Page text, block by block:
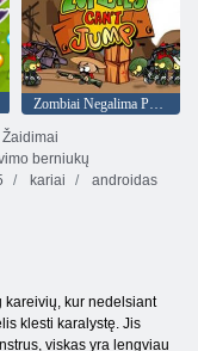
Zombiai Negalima Peršokti
berniukų
kariai androidas
kareivių, kur nedelsiant
klesti karalystę. Jis
viskas yra lengviau